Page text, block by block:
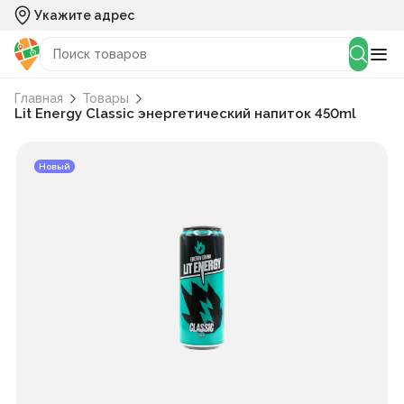
Укажите адрес
Главная Товары
Lit Energy Classic энергетический напиток 450ml
Новый